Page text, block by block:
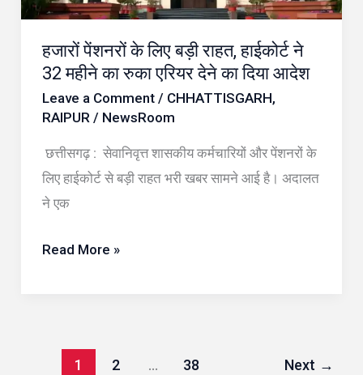
हजारों पेंशनरों के लिए बड़ी राहत, हाईकोर्ट ने
32 महीने का रुका एरियर देने का दिया आदेश
Leave a Comment / CHHATTISGARH,
RAIPUR/ NewsRoom
छत्तीसगढ़ : सेवानिवृत्त शासकीय कर्मचारियों और पेंशनरों के
लिए हाईकोर्ट से बड़ी राहत भरी खबर सामने आई है। अदालत
ने एक
ने
महीने
रुका
देने
का
दिया
Read More »
1 2 … 38 Next →